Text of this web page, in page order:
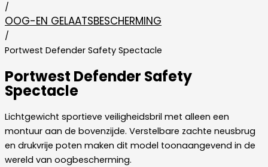
/
OOG-EN GELAATSBESCHERMING
/
Portwest Defender Safety Spectacle
Portwest Defender Safety
Spectacle
Lichtgewicht sportieve veiligheidsbril met alleen een
montuur aan de bovenzijde. Verstelbare zachte neusbrug
en drukvrije poten maken dit model toonaangevend in de
wereld van oogbescherming.